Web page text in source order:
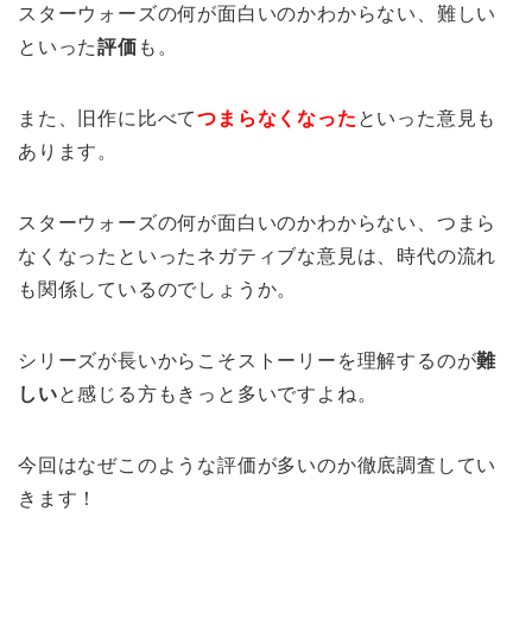
スターウォーズの何が面白いのかわからない、難しい
といった評価 も。
また、旧作に比べてつまらなくなった といった意見も
あります。
スターウォーズの何が面白いのかわからない、つまら
なくなったといったネガティブな意見は、時代の流れ
も関係しているのでしょうか。
シリーズが長いからこそストーリーを理解するのが難
しいと感じる方もきっと多いですよね。
今回はなぜこのような評価が多いのか徹底調査してい
きます！